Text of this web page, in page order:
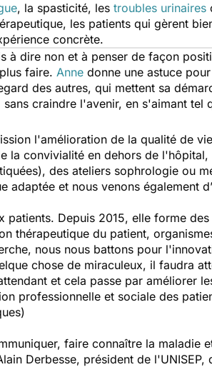
, la spasticité, les troubles urinaires
les patients qui gèrent
concrète.
à dire non et à penser de façon
faire. Anne donne une astuce
des autres, qui mettent sa
craindre l'avenir, en s'aimant tel
l'amélioration de la qualité de
la convivialité en dehors de l'hôpital,
des ateliers sophrologie ou
et nous venons également
patients. Depuis 2015, elle forme
thérapeutique du patient,
nous nous battons pour
chose de miraculeux, il faudra
et cela passe par améliorer
professionnelle et sociale des
faire connaître la maladie
Derbesse, président de l'UNISEP,